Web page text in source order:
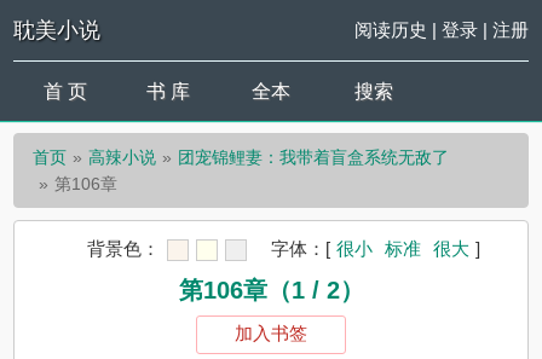
耽美小说 阅读历史 | 登录| 注册
首 页 书 库 全本 搜索
首页 高辣小说
团宠锦鲤妻：我带着盲盒系统无敌了
第106章
背景色： 字体： [ 很小 标准 很大 ]
第106章（1 / 2）
加入书签